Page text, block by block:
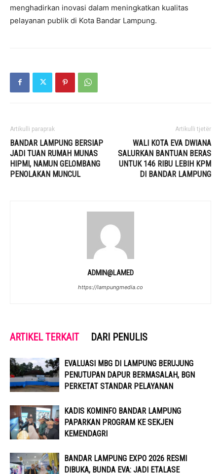
menghadirkan inovasi dalam meningkatkan kualitas
pelayanan publik di Kota Bandar Lampung.
Artikulli paraprak
BANDAR LAMPUNG BERSIAP
JADI TUAN RUMAH MUNAS
HIPMI, NAMUN GELOMBANG
PENOLAKAN MUNCUL
Artikulli tjetër
WALI KOTA EVA DWIANA
SALURKAN BANTUAN BERAS
UNTUK 146 RIBU LEBIH KPM
DI BANDAR LAMPUNG
ADMIN@LAMED
https://lampungmedia.co
ARTIKEL TERKAIT DARI PENULIS
EVALUASI MBG DI LAMPUNG BERUJUNG
PENUTUPAN DAPUR BERMASALAH, BGN
PERKETAT STANDAR PELAYANAN
KADIS KOMINFO BANDAR LAMPUNG
PAPARKAN PROGRAM KE SEKJEN
KEMENDAGRI
BANDAR LAMPUNG EXPO 2026 RESMI
DIBUKA, BUNDA EVA: JADI ETALASE